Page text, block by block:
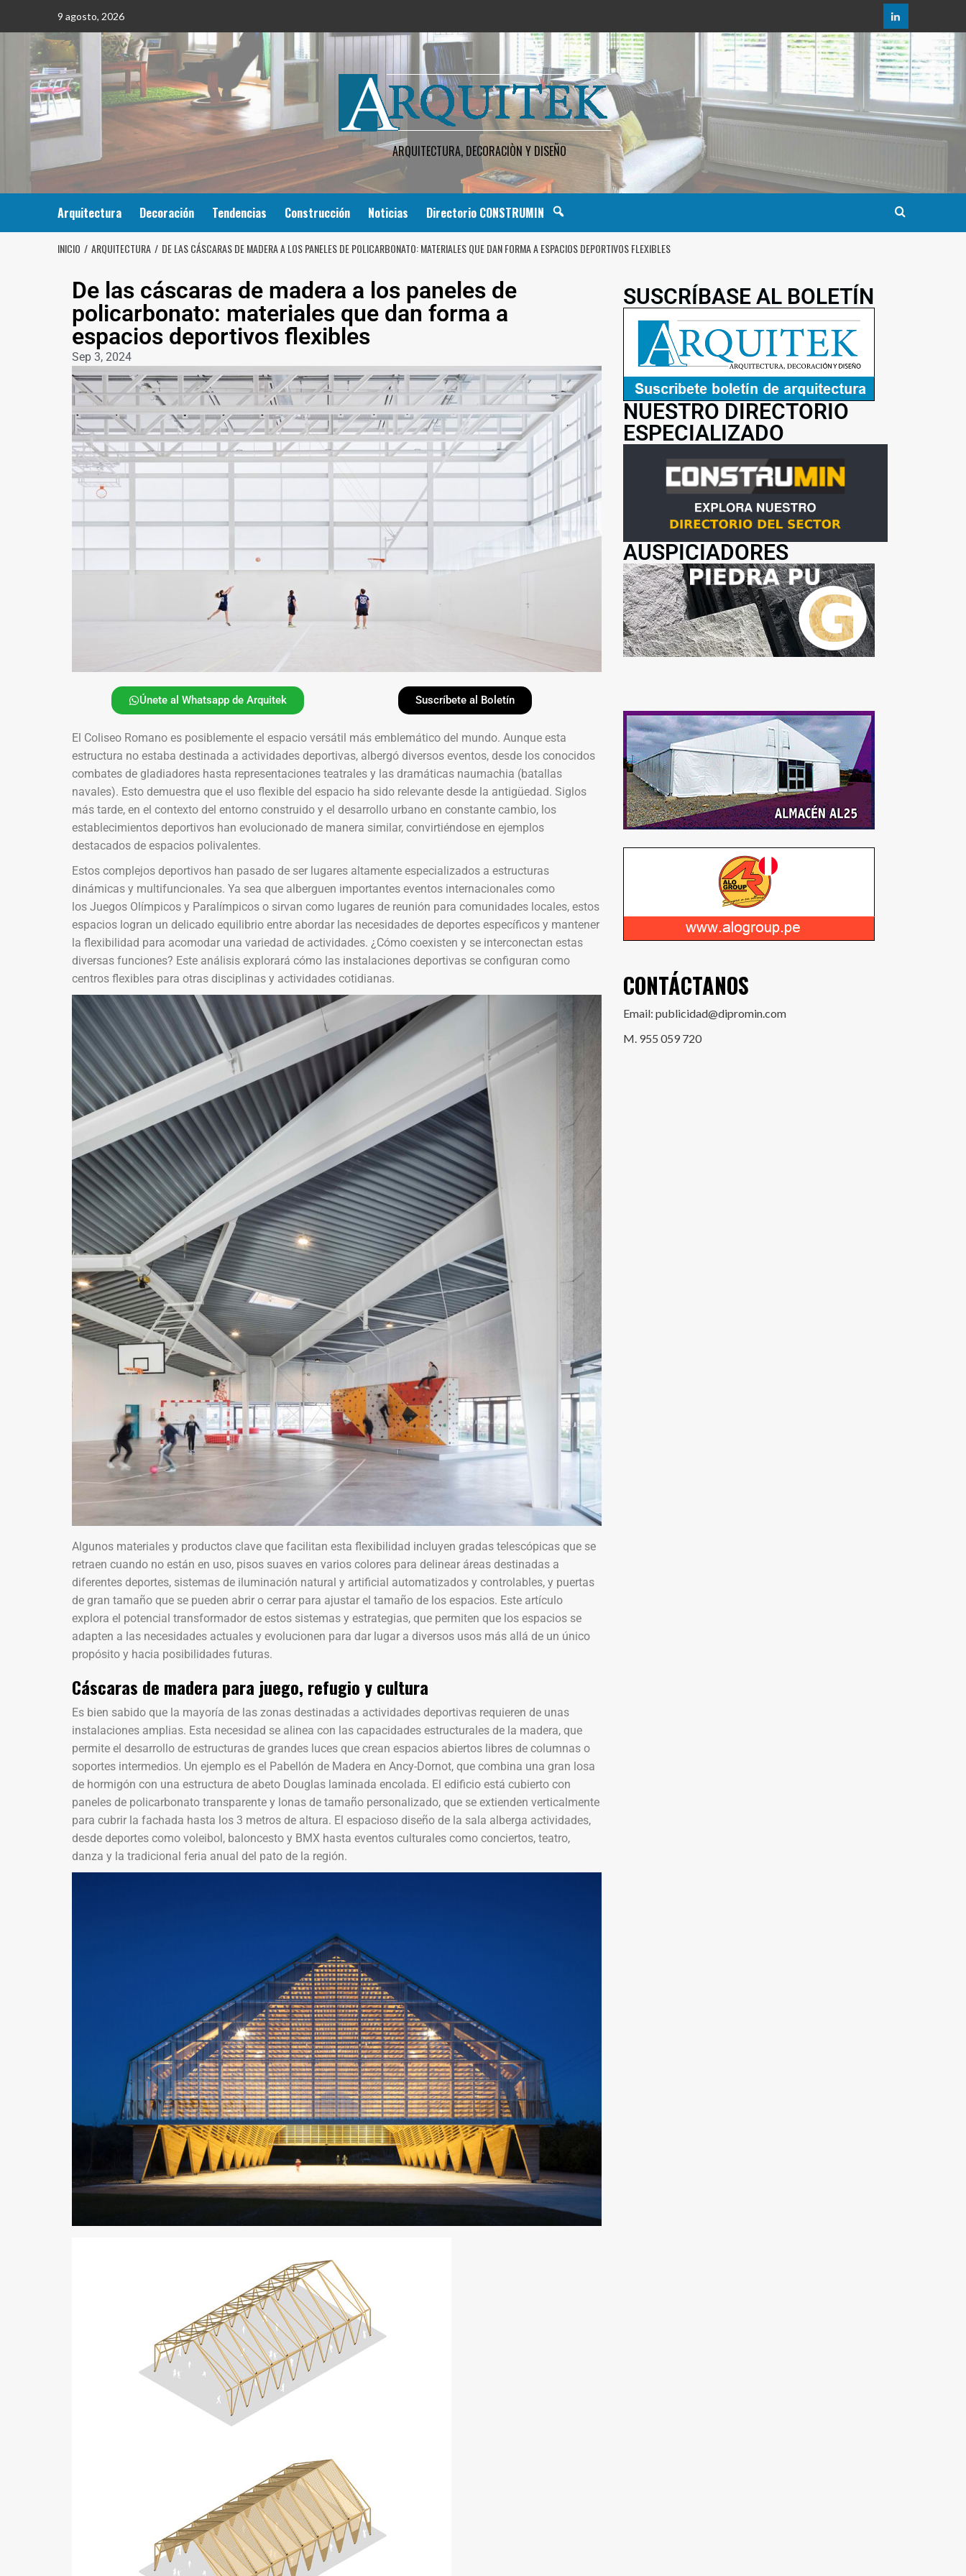
9 agosto, 2026
ARQUITECTURA, DECORACIÒN Y DISEÑO
Arquitectura Decoración Tendencias Construcción Noticias Directorio CONSTRUMIN
INICIO ARQUITECTURA DE LAS CÁSCARAS DE MADERA A LOS PANELES DE POLICARBONATO: MATERIALES QUE DAN FORMA A ESPACIOS DEPORTIVOS FLEXIBLES
De las cáscaras de madera a los paneles de
policarbonato: materiales que dan forma a
espacios deportivos flexibles
Sep 3, 2024
Únete al Whatsapp de Arquitek Suscríbete al Boletín
El Coliseo Romano es posiblemente el espacio versátil más emblemático del mundo. Aunque esta
estructura no estaba destinada a actividades deportivas, albergó diversos eventos, desde los conocidos
combates de gladiadores hasta representaciones teatrales y las dramáticas naumachia (batallas
navales). Esto demuestra que el uso flexible del espacio ha sido relevante desde la antigüedad. Siglos
más tarde, en el contexto del entorno construido y el desarrollo urbano en constante cambio, los
establecimientos deportivos han evolucionado de manera similar, convirtiéndose en ejemplos
destacados de espacios polivalentes.
Estos complejos deportivos han pasado de ser lugares altamente especializados a estructuras
dinámicas y multifuncionales. Ya sea que alberguen importantes eventos internacionales como
los Juegos Olímpicos y Paralímpicos o sirvan como lugares de reunión para comunidades locales, estos
espacios logran un delicado equilibrio entre abordar las necesidades de deportes específicos y mantener
la flexibilidad para acomodar una variedad de actividades. ¿Cómo coexisten y se interconectan estas
diversas funciones? Este análisis explorará cómo las instalaciones deportivas se configuran como
centros flexibles para otras disciplinas y actividades cotidianas.
Algunos materiales y productos clave que facilitan esta flexibilidad incluyen gradas telescópicas que se
retraen cuando no están en uso, pisos suaves en varios colores para delinear áreas destinadas a
diferentes deportes, sistemas de iluminación natural y artificial automatizados y controlables, y puertas
de gran tamaño que se pueden abrir o cerrar para ajustar el tamaño de los espacios. Este artículo
explora el potencial transformador de estos sistemas y estrategias, que permiten que los espacios se
adapten a las necesidades actuales y evolucionen para dar lugar a diversos usos más allá de un único
propósito y hacia posibilidades futuras.
Cáscaras de madera para juego, refugio y cultura
Es bien sabido que la mayoría de las zonas destinadas a actividades deportivas requieren de unas
instalaciones amplias. Esta necesidad se alinea con las capacidades estructurales de la madera, que
permite el desarrollo de estructuras de grandes luces que crean espacios abiertos libres de columnas o
soportes intermedios. Un ejemplo es el Pabellón de Madera en Ancy-Dornot, que combina una gran losa
de hormigón con una estructura de abeto Douglas laminada encolada. El edificio está cubierto con
paneles de policarbonato transparente y lonas de tamaño personalizado, que se extienden verticalmente
para cubrir la fachada hasta los 3 metros de altura. El espacioso diseño de la sala alberga actividades,
desde deportes como voleibol, baloncesto y BMX hasta eventos culturales como conciertos, teatro,
danza y la tradicional feria anual del pato de la región.
SUSCRÍBASE AL BOLETÍN
NUESTRO DIRECTORIO
ESPECIALIZADO
AUSPICIADORES
CONTÁCTANOS
Email: publicidad@dipromin.com
M. 955 059 720